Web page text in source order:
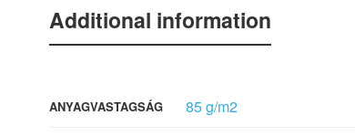
Additional information
ANYAGVASTAGSÁG 85 g/m2